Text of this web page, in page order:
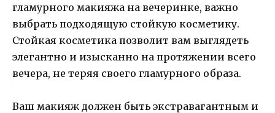
гламурного макияжа на вечеринке, важно
выбрать подходящую стойкую косметику.
Стойкая косметика позволит вам выглядеть
элегантно и изысканно на протяжении всего
вечера, не теряя своего гламурного образа.
Ваш макияж должен быть экстравагантным и